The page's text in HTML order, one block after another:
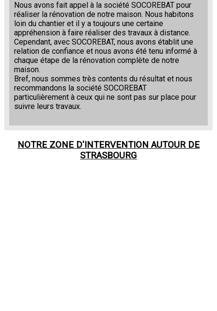
Nous avons fait appel à la société SOCOREBAT pour
réaliser la rénovation de notre maison. Nous habitons
loin du chantier et il y a toujours une certaine
appréhension à faire réaliser des travaux à distance.
Cependant, avec SOCOREBAT, nous avons établit une
relation de confiance et nous avons été tenu informé à
chaque étape de la rénovation complète de notre
maison.
Bref, nous sommes très contents du résultat et nous
recommandons la société SOCOREBAT
particulièrement à ceux qui ne sont pas sur place pour
suivre leurs travaux.
NOTRE ZONE D'INTERVENTION AUTOUR DE
STRASBOURG